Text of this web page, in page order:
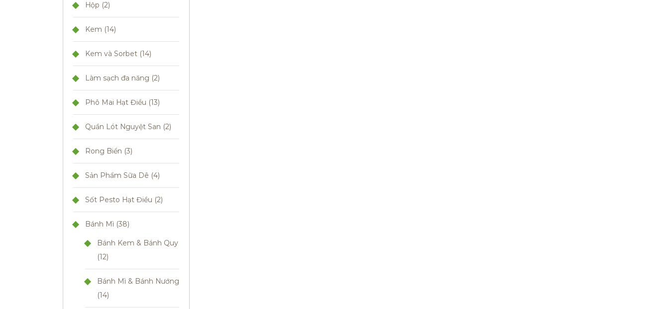
Hộp 2
Kem 14
Kem và Sorbet 14
Làm sạch đa năng 2
Phô Mai Hạt Điều 13
Quần Lót Nguyệt San 2
Rong Biển 3
Sản Phẩm Sữa Dê 4
Sốt Pesto Hạt Điều 2
Bánh Mì 38
Bánh Kem & Bánh Quy
12
Bánh Mì & Bánh Nướng
14